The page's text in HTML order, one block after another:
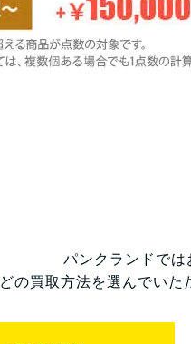
パンクランドでは
どの買取方法を選んでいた